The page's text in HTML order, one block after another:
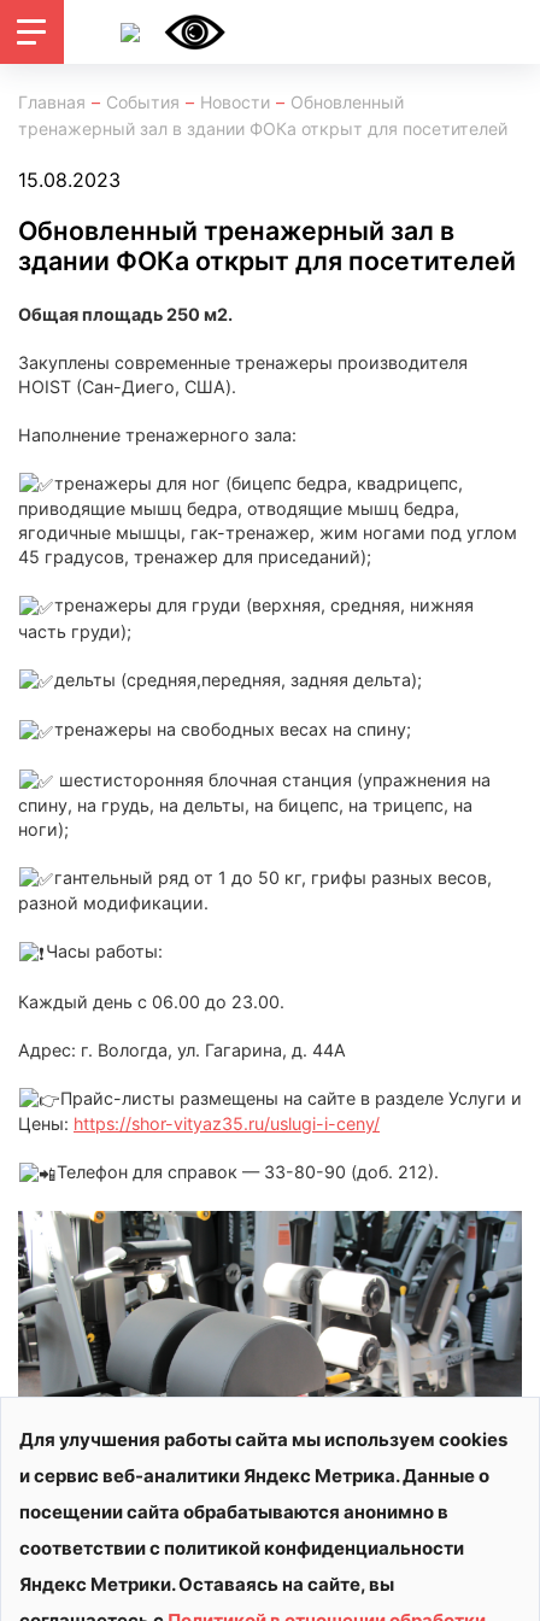
Главная События Новости
Обновленный
тренажерный зал в здании ФОКа открыт для посетителей
15.08.2023
Обновленный тренажерный зал в
здании ФОКа открыт для посетителей
Общая площадь 250 м2.
Закуплены современные тренажеры производителя
HOIST (Сан-Диего, США).
Наполнение тренажерного зала:
тренажеры для ног (бицепс бедра, квадрицепс,
приводящие мышц бедра, отводящие мышц бедра,
ягодичные мышцы, гак-тренажер, жим ногами под углом
45 градусов, тренажер для приседаний);
тренажеры для груди (верхняя, средняя, нижняя
часть груди);
дельты (средняя,передняя, задняя дельта);
тренажеры на свободных весах на спину;
шестисторонняя блочная станция (упражнения на
спину, на грудь, на дельты, на бицепс, на трицепс, на
ноги);
гантельный ряд от 1 до 50 кг, грифы разных весов,
разной модификации.
Часы работы:
Каждый день с 06.00 до 23.00.
Адрес: г. Вологда, ул. Гагарина, д. 44А
Прайс-листы размещены на сайте в разделе Услуги и
Цены: https://shor-vityaz35.ru/uslugi-i-ceny/
Телефон для справок — 33-80-90 (доб. 212).
Для улучшения работы сайта мы используем cookies
и сервис веб-аналитики Яндекс Метрика. Данные о
посещении сайта обрабатываются анонимно в
соответствии с политикой конфиденциальности
Яндекс Метрики. Оставаясь на сайте, вы